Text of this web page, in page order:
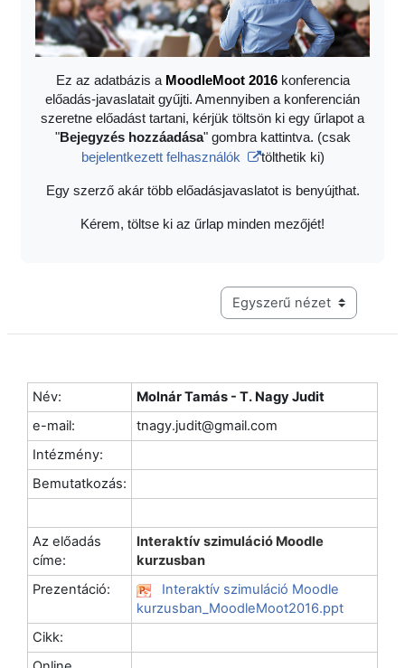
Ez az adatbázis a MoodleMoot 2016konferencia
előadás-javaslatait gyűjti. Amennyiben a konferencián
szeretne előadást tartani, kérjük töltsön ki egy űrlapot a
"Bejegyzés hozzáadása" gombra kattintva. (csak
bejelentkezett felhasználók
tölthetik ki)
Egy szerző akár több előadásjavaslatot is benyújthat.
Kérem, töltse ki az űrlap minden mezőjét!
Harmadik szintű navigáció
Név:
Molnár Tamás - T. Nagy Judit
e-mail:
tnagy.judit@gmail.com
Intézmény:
Bemutatkozás:
Az előadás
címe:
Interaktív szimuláció Moodle
kurzusban
Prezentáció:
Interaktív szimuláció Moodle
kurzusban_MoodleMoot2016.ppt
Cikk: